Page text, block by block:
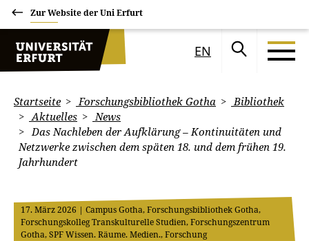
Zur Website der Uni Erfurt
EN
Startseite Forschungsbibliothek Gotha
Bibliothek
Aktuelles
News
Das Nachleben der Aufklärung – Kontinuitäten und
Netzwerke zwischen dem späten 18. und dem frühen 19.
Jahrhundert
17. März 2026 | Campus Gotha, Forschungsbibliothek Gotha,
Forschungskolleg Transkulturelle Studien, Forschungszentrum
Gotha, SPF Wissen. Räume. Medien., Forschung